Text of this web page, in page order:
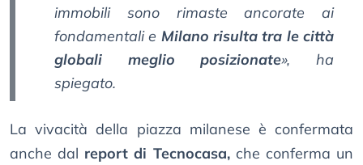
immobili sono rimaste ancorate ai
fondamentali e Milano risulta tra le città
globali meglio posizionate», ha
spiegato.
La vivacità della piazza milanese è confermata
anche dal report di Tecnocasa,che conferma un